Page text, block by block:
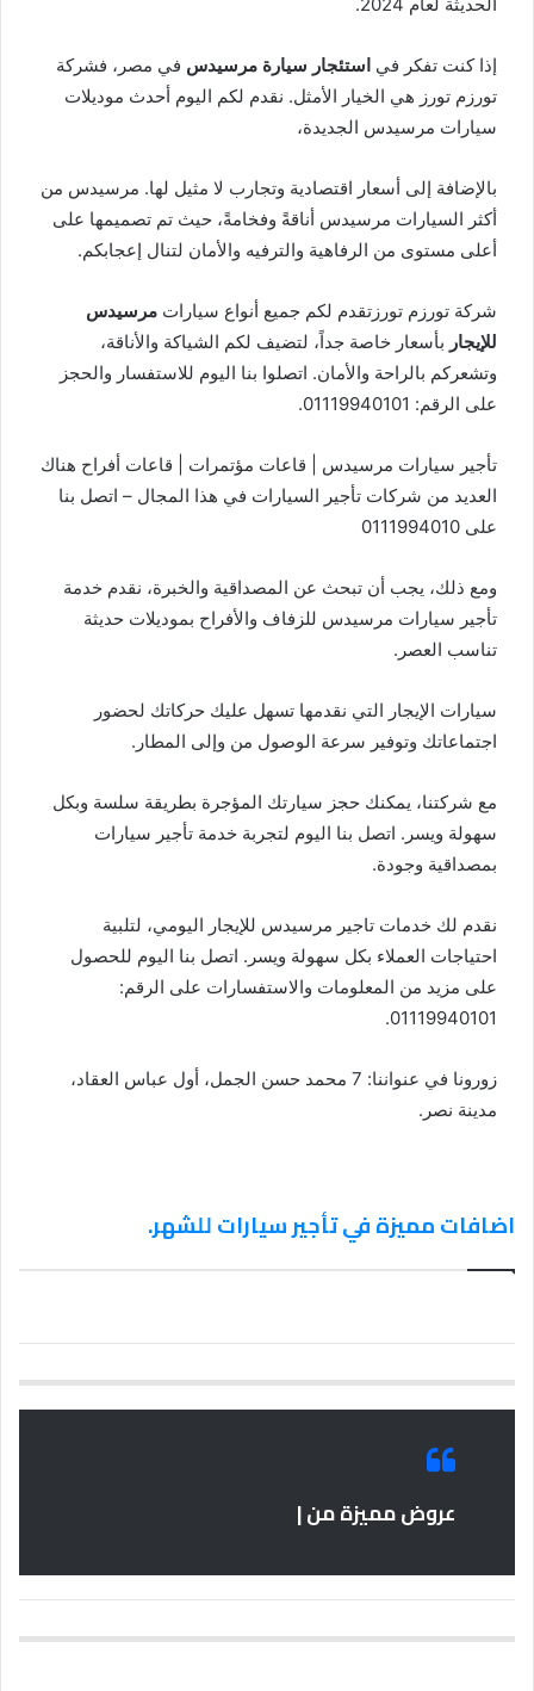
إذا كنت تفكر في استئجار سيارة مرسيدس في مصر، فشركة
تورزم تورز هي الخيار الأمثل. نقدم لكم اليوم أحدث موديلات
سيارات مرسيدس الجديدة،
بالإضافة إلى أسعار اقتصادية وتجارب لا مثيل لها. مرسيدس من
أكثر السيارات مرسيدس أناقةً وفخامةً، حيث تم تصميمها على
أعلى مستوى من الرفاهية والترفيه والأمان لتنال إعجابكم.
شركة تورزم تورزتقدم لكم جميع أنواع سيارات مرسيدس
للإيجار بأسعار خاصة جداً، لتضيف لكم الشياكة والأناقة،
وتشعركم بالراحة والأمان. اتصلوا بنا اليوم للاستفسار والحجز
على الرقم: 01119940101.
تأجير سيارات مرسيدس | قاعات مؤتمرات | قاعات أفراح هناك
العديد من شركات تأجير السيارات في هذا المجال – اتصل بنا
على 0111994010
ومع ذلك، يجب أن تبحث عن المصداقية والخبرة، نقدم خدمة
تأجير سيارات مرسيدس للزفاف والأفراح بموديلات حديثة
تناسب العصر.
سيارات الإيجار التي نقدمها تسهل عليك حركاتك لحضور
اجتماعاتك وتوفير سرعة الوصول من وإلى المطار.
مع شركتنا، يمكنك حجز سيارتك المؤجرة بطريقة سلسة وبكل
سهولة ويسر. اتصل بنا اليوم لتجربة خدمة تأجير سيارات
بمصداقية وجودة.
نقدم لك خدمات تاجير مرسيدس للإيجار اليومي، لتلبية
احتياجات العملاء بكل سهولة ويسر. اتصل بنا اليوم للحصول
على مزيد من المعلومات والاستفسارات على الرقم:
01119940101.
زورونا في عنواننا: 7 محمد حسن الجمل، أول عباس العقاد،
مدينة نصر.
اضافات مميزة في تأجير سيارات للشهر.
عروض مميزة من |